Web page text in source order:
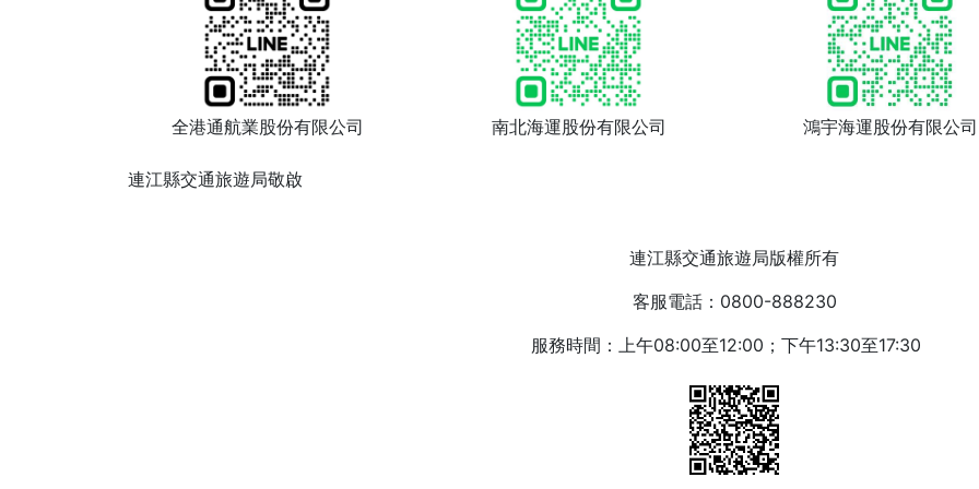
全港通航業股份有限公司 南北海運股份有限公司 鴻宇海運股份有限公司
連江縣交通旅遊局敬啟
連江縣交通旅遊局版權所有
客服電話：0800-888230
服務時間：上午08:00至12:00；下午13:30至17:30